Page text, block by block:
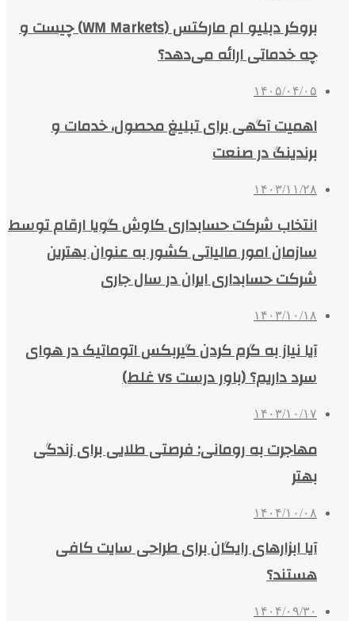
بروکر دبلیو ام مارکتس (WM Markets) چیست و
چه خدماتی ارائه می‌دهد؟
۱۴۰۵/۰۴/۰۵
اهمیت آگهی برای تبلیغ محصول، خدمات و
برندینگ در صنعت
۱۴۰۳/۱۱/۲۸
انتخاب شرکت حسابداری کاوش گویا ارقام توسط
سازمان امور مالیاتی کشور به عنوان بهترین
شرکت حسابداری ایران در سال جاری
۱۴۰۳/۱۰/۱۸
آیا نیاز به گرم کردن گیربکس اتوماتیک در هوای
سرد داریم؟ (باور درست vs غلط)
۱۴۰۳/۱۰/۱۷
مهاجرت به رومانی: فرصتی طلایی برای زندگی
بهتر
۱۴۰۴/۱۰/۰۸
آیا ابزارهای رایگان برای طراحی سایت کافی
هستند؟
۱۴۰۴/۰۹/۳۰